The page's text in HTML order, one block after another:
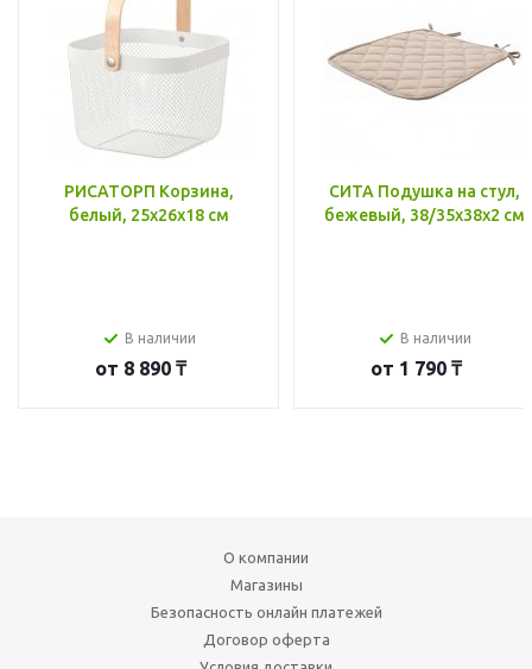
РИСАТОРП Корзина,
белый, 25x26x18 см
В наличии
от 8 890 ₸
СИТА Подушка на стул,
бежевый, 38/35x38x2 см
В наличии
от 1 790 ₸
О компании
Магазины
Безопасность онлайн платежей
Договор оферта